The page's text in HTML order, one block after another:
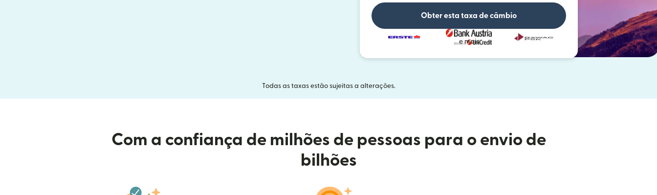
Obter esta taxa de câmbio
e mais
Todas as taxas estão sujeitas a alterações.
Com a confiança de milhões de pessoas para o envio de
bilhões